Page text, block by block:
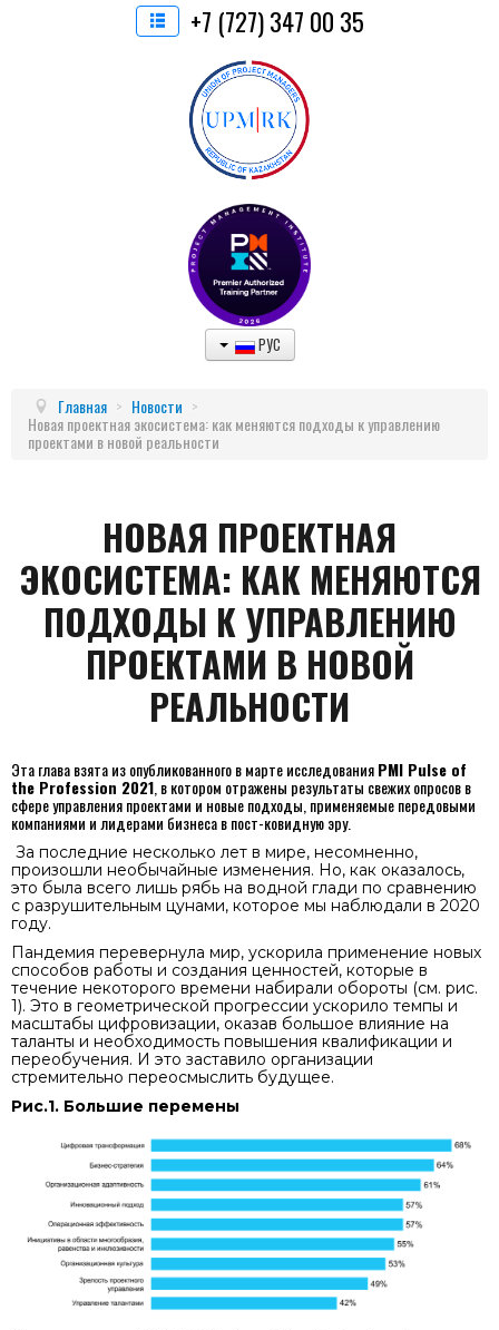
+7 (727) 347 00 35
РУС
Главная > Новости >
Новая проектная экосистема: как меняются подходы к управлению
проектами в новой реальности
НОВАЯ ПРОЕКТНАЯ
ЭКОСИСТЕМА: КАК МЕНЯЮТСЯ
ПОДХОДЫ К УПРАВЛЕНИЮ
ПРОЕКТАМИ В НОВОЙ
РЕАЛЬНОСТИ
Эта глава взята из опубликованного в марте исследованияPMI Рulse of
the Profession 2021, в котором отражены результаты свежих опросов в
сфере управления проектами и новые подходы, применяемые передовыми
компаниями и лидерами бизнеса в пост-ковидную эру.
За последние несколько лет в мире, несомненно,
произошли необычайные изменения. Но, как оказалось,
это была всего лишь рябь на водной глади по сравнению
с разрушительным цунами, которое мы наблюдали в 2020
году.
Пандемия перевернула мир, ускорила применение новых
способов работы и создания ценностей, которые в
течение некоторого времени набирали обороты (см. рис.
1). Это в геометрической прогрессии ускорило темпы и
масштабы цифровизации, оказав большое влияние на
таланты и необходимость повышения квалификации и
переобучения. И это заставило организации
стремительно переосмыслить будущее.
Рис.1. Большие перемены